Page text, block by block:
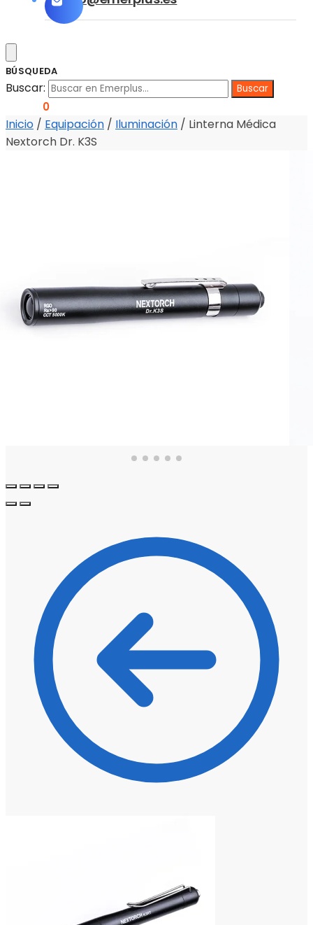
BÚSQUEDA
Buscar:
0
Inicio / Equipación / Iluminación / Linterna Médica
Nextorch Dr. K3S